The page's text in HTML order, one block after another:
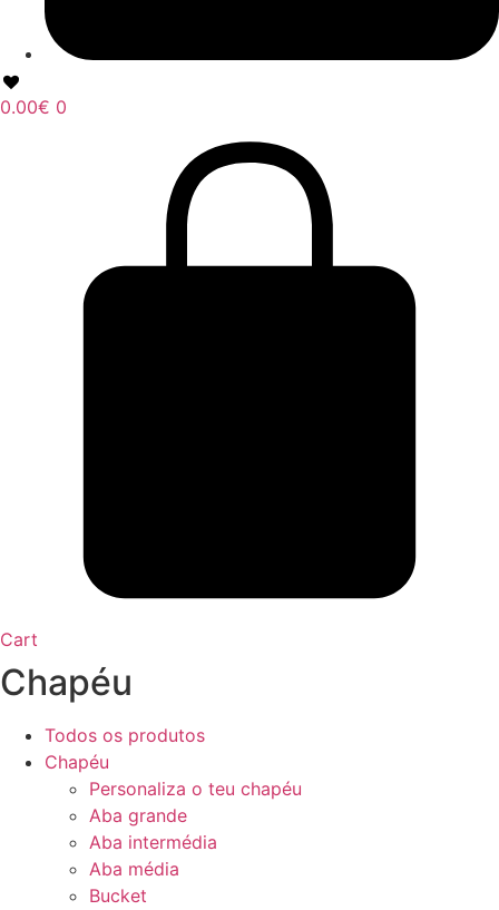
0.00€ 0
Cart
Chapéu
Todos os produtos
Chapéu
Personaliza o teu chapéu
Aba grande
Aba intermédia
Aba média
Bucket